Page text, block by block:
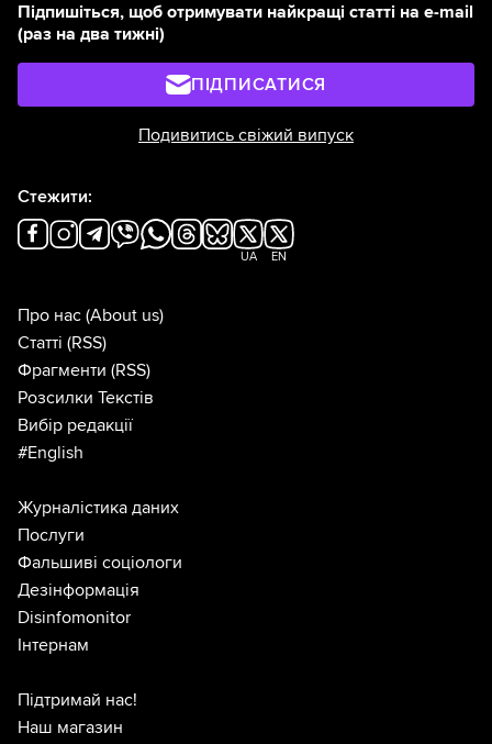
Підпишіться, щоб отримувати найкращі статті на e-mail
(раз на два тижні)
ПІДПИСАТИСЯ
Подивитись свіжий випуск
Стежити:
UA EN
Про нас (About us)
Статті (RSS)
Фрагменти (RSS)
Розсилки Текстів
Вибір редакції
#English
Журналістика даних
Послуги
Фальшиві соціологи
Дезінформація
Disinfomonitor
Інтернам
Підтримай нас!
Наш магазин